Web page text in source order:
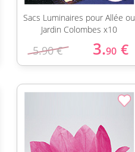
Sacs Luminaires pour Allée ou
Jardin Colombes x10
5.90 € 3.90 €